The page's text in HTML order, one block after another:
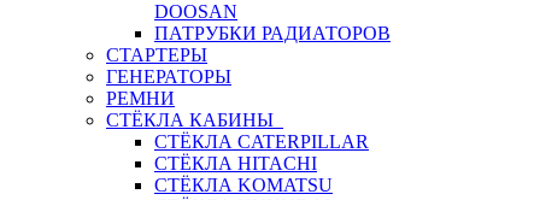
DOOSAN
ПАТРУБКИ РАДИАТОРОВ
СТАРТЕРЫ
ГЕНЕРАТОРЫ
РЕМНИ
СТЁКЛА КАБИНЫ
СТЁКЛА CATERPILLAR
СТЁКЛА HITACHI
СТЁКЛА KOMATSU